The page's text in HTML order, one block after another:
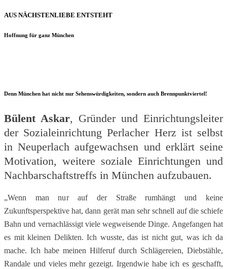
AUS NÄCHSTENLIEBE ENTSTEHT
Hoffnung für ganz München
Denn München hat nicht nur Sehenswürdigkeiten, sondern auch Brennpunktviertel!
Bülent Askar, Gründer und Einrichtungsleiter
der Sozialeinrichtung Perlacher Herz ist selbst
in Neuperlach aufgewachsen und erklärt seine
Motivation, weitere soziale Einrichtungen und
Nachbarschaftstreffs in München aufzubauen.
„Wenn man nur auf der Straße rumhängt und keine
Zukunftsperspektive hat, dann gerät man sehr schnell auf die schiefe
Bahn und vernachlässigt viele wegweisende Dinge. Angefangen hat
es mit kleinen Delikten. Ich wusste, das ist nicht gut, was ich da
mache. Ich habe meinen Hilferuf durch Schlägereien, Diebstähle,
Randale und vieles mehr gezeigt. Irgendwie habe ich es geschafft,